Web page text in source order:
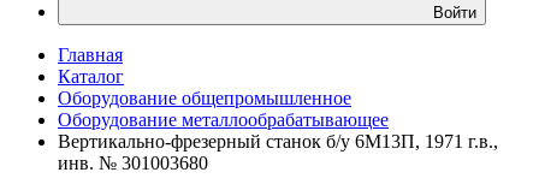
Войти
Главная
Каталог
Оборудование общепромышленное
Оборудование металлообрабатывающее
Вертикально-фрезерный станок б/у 6М13П, 1971 г.в.,
инв. № 301003680